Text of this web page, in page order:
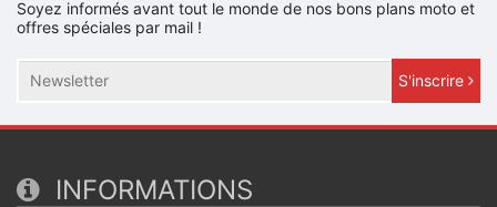
Soyez informés avant tout le monde de nos bons plans moto et
offres spéciales par mail !
S'inscrire
INFORMATIONS